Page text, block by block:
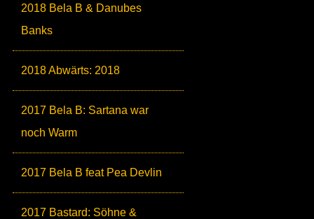
2018 Bela B & Danubes
Banks
2018 Abwärts: 2018
2017 Bela B: Sartana war
noch Warm
2017 Bela B feat Pea Devlin
2017 Bastard: Söhne &